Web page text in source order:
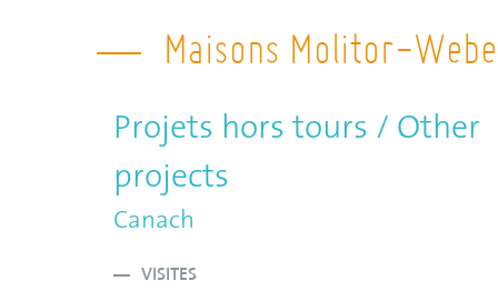
Maisons Molitor-
Projets hors tours / Other
projects
Canach
VISITES